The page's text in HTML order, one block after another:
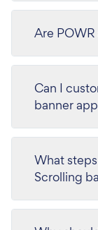
Are
Can I
banner
What
Scrolling